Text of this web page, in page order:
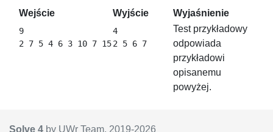
Wejście Wyjście Wyjaśnienie
9
4
Test przykładowy
odpowiada
przykładowi
opisanemu
powyżej.
Solve 4 by UWr Team, 2019-2026